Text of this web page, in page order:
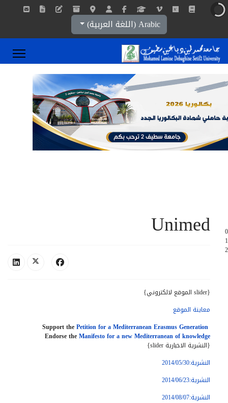
اختر لغتك
Arabic (اللغة العربية)
0
1
2
Unimed
{slider الموقع لالكتروني}
معاينة الموقع
Support thePetition for a Mediterranean Erasmus Generation
Endorse theManifesto for a new Mediterranean of knowledge
{slider النشرية الاخبارية}
النشرية:2014/05/30
النشرية:2014/06/23
النشرية:2014/08/07